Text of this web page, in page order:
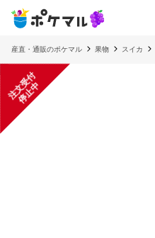
産直・通販のポケマル 果物 スイカ
注
文
受
付
停
止
中